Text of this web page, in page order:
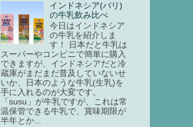
インドネシア(バリ)
の牛乳飲み比べ
今日はインドネシア
の牛乳を紹介しま
す！ 日本だと牛乳は
スーパーやコンビニで簡単に購入
できますが、インドネシアだと冷
蔵庫がまだまだ普及していないせ
いか、日本のような牛乳(生乳)を
手に入れるのが大変です。
「susu」が牛乳ですが、これは常
温保管できる牛乳で、賞味期限が
半年とか...